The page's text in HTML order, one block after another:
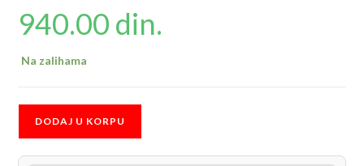
940.00 din.
Na zalihama
16x1.75/47-
DODAJ U KORPU